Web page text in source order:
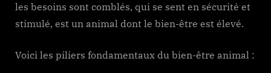
les besoins sont comblés, qui se sent en sécurité et
stimulé, est un animal dont le bien-être est élevé.
Voici les piliers fondamentaux du bien-être animal :